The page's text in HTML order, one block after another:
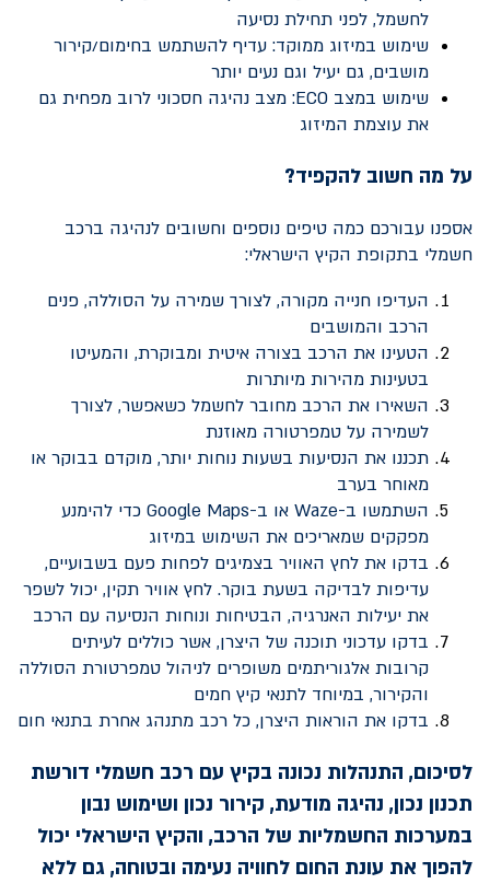
לחשמל, לפני תחילת נסיעה
שימוש במיזוג ממוקד: עדיף להשתמש בחימום/קירור
מושבים, גם יעיל וגם נעים יותר
שימוש במצב ECO: מצב נהיגה חסכוני לרוב מפחית גם
את עוצמת המיזוג
על מה חשוב להקפיד?
אספנו עבורכם כמה טיפים נוספים וחשובים לנהיגה ברכב
חשמלי בתקופת הקיץ הישראלי:
העדיפו חנייה מקורה, לצורך שמירה על הסוללה, פנים
הרכב והמושבים
הטעינו את הרכב בצורה איטית ומבוקרת, והמעיטו
בטעינות מהירות מיותרות
השאירו את הרכב מחובר לחשמל כשאפשר, לצורך
לשמירה על טמפרטורה מאוזנת
תכננו את הנסיעות בשעות נוחות יותר, מוקדם בבוקר או
מאוחר בערב
השתמשו ב-Waze או ב-Google Maps כדי להימנע
מפקקים שמאריכים את השימוש במיזוג
בדקו את לחץ האוויר בצמיגים לפחות פעם בשבועיים,
עדיפות לבדיקה בשעת בוקר. לחץ אוויר תקין, יכול לשפר
את יעילות האנרגיה, הבטיחות ונוחות הנסיעה עם הרכב
בדקו עדכוני תוכנה של היצרן, אשר כוללים לעיתים
קרובות אלגוריתמים משופרים לניהול טמפרטורת הסוללה
והקירור, במיוחד לתנאי קיץ חמים
בדקו את הוראות היצרן, כל רכב מתנהג אחרת בתנאי חום
לסיכום, התנהלות נכונה בקיץ עם רכב חשמלי דורשת
תכנון נכון, נהיגה מודעת, קירור נכון ושימוש נבון
במערכות החשמליות של הרכב, והקיץ הישראלי יכול
להפוך את עונת החום לחוויה נעימה ובטוחה, גם ללא